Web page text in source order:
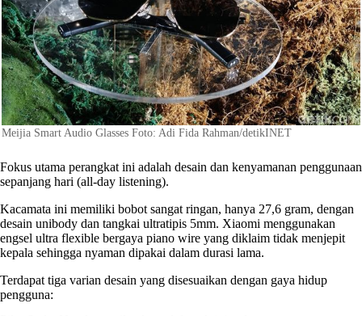
Meijia Smart Audio Glasses Foto: Adi Fida Rahman/detikINET
Fokus utama perangkat ini adalah desain dan kenyamanan penggunaan
sepanjang hari (all-day listening).
Kacamata ini memiliki bobot sangat ringan, hanya 27,6 gram, dengan
desain unibody dan tangkai ultratipis 5mm. Xiaomi menggunakan
engsel ultra flexible bergaya piano wire yang diklaim tidak menjepit
kepala sehingga nyaman dipakai dalam durasi lama.
Terdapat tiga varian desain yang disesuaikan dengan gaya hidup
pengguna: